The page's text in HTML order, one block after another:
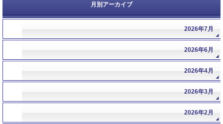
月別アーカイブ
2026年7月
2026年6月
2026年4月
2026年3月
2026年2月